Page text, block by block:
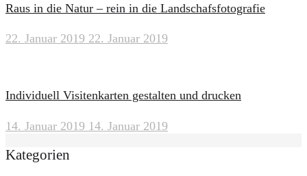
Raus in die Natur – rein in die Landschafsfotografie
22. Januar 2019 22. Januar 2019
Individuell Visitenkarten gestalten und drucken
14. Januar 2019 14. Januar 2019
Kategorien